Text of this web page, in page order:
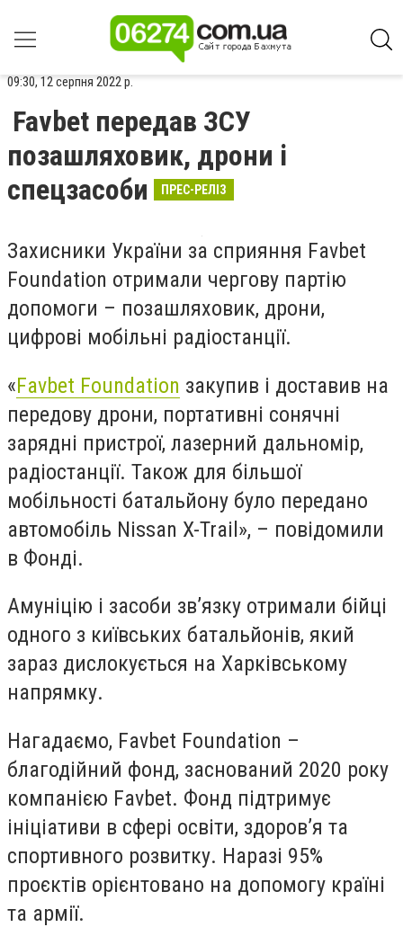
09:30, 12 серпня 2022 р.
Favbet передав ЗСУ
позашляховик, дрони і
спецзасоби
ПРЕС-РЕЛІЗ
Захисники України за сприяння Favbet
Foundation отримали чергову партію
допомоги – позашляховик, дрони,
цифрові мобільні радіостанції.
«Favbet Foundation закупив і доставив на
передову дрони, портативні сонячні
зарядні пристрої, лазерний дальномір,
радіостанції. Також для більшої
мобільності батальйону було передано
автомобіль Nissan X-Trail», – повідомили
в Фонді.
Амуніцію і засоби зв’язку отримали бійці
одного з київських батальйонів, який
зараз дислокується на Харківському
напрямку.
Нагадаємо, Favbet Foundation –
благодійний фонд, заснований 2020 року
компанією Favbet. Фонд підтримує
ініціативи в сфері освіти, здоров’я та
спортивного розвитку. Наразі 95%
проєктів орієнтовано на допомогу країні
та армії.